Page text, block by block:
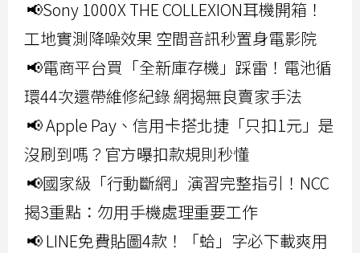
📢Sony 1000X THE COLLEXION耳機開箱！
工地實測降噪效果 空間音訊秒置身電影院
📢電商平台買「全新庫存機」踩雷！電池循
環44次還帶維修紀錄 網揭無良賣家手法
📢 Apple Pay、信用卡搭北捷「只扣1元」是
沒刷到嗎？官方曝扣款規則秒懂
📢國家級「行動斷網」演習完整指引！NCC
揭3重點：勿用手機處理重要工作
📢 LINE免費貼圖4款！「蛤」字必下載爽用